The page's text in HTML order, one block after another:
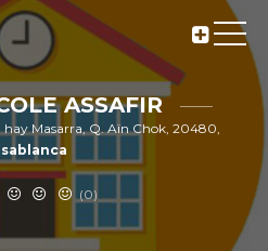
ASSAFIR
hay Masarra, Q. Aïn Chok, 20480,
(0)